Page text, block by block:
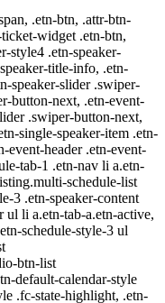
.etn-btn, .attr-btn-
widget .etn-btn,
style4 .etn-speaker-
title-info, .etn-
speaker-slider .swiper-
button-next, .etn-event-
.swiper-button-next,
single-speaker-item .etn-
event-header .etn-event-
tab-1 .etn-nav li a.etn-
schedule-list
3 .etn-speaker-content
ul li a.etn-tab-a.etn-active,
schedule-style-3 ul
btn-list
default-calendar-style
.fc-state-highlight, .etn-